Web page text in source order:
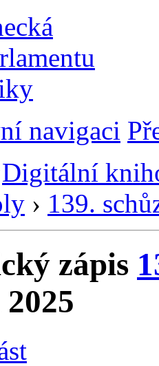
navigaci
Digitální
› 139.
zápis